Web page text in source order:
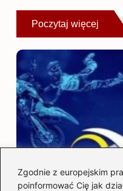
Zgodnie z europejskim
poinformować Cię jak
Poczytaj więcej